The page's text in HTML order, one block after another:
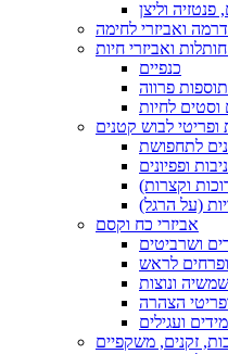
וליצן
ואביזרי לחימה
ואביזרי חיות
כנפיים
פרווה
וסטים לחיות
ופריטי לבוש קטנים
לתחפושת
ופפיונים
וקצרות)
(על הרגל)
אביזרי כח וקסם
ושרביטים
לראש
ונוצות
הצהרה
ועגילים
זקנים, משקפיים